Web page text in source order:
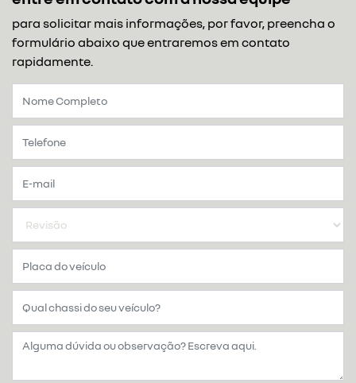
para solicitar mais informações, por favor, preencha o
formulário abaixo que entraremos em contato
rapidamente.